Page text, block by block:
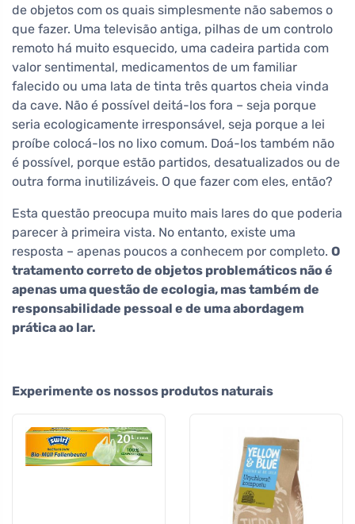
de objetos com os quais simplesmente não sabemos o
que fazer. Uma televisão antiga, pilhas de um controlo
remoto há muito esquecido, uma cadeira partida com
valor sentimental, medicamentos de um familiar
falecido ou uma lata de tinta três quartos cheia vinda
da cave. Não é possível deitá-los fora – seja porque
seria ecologicamente irresponsável, seja porque a lei
proíbe colocá-los no lixo comum. Doá-los também não
é possível, porque estão partidos, desatualizados ou de
outra forma inutilizáveis. O que fazer com eles, então?
Esta questão preocupa muito mais lares do que poderia
parecer à primeira vista. No entanto, existe uma
resposta – apenas poucos a conhecem por completo. O
tratamento correto de objetos problemáticos não é
apenas uma questão de ecologia, mas também de
responsabilidade pessoal e de uma abordagem
prática ao lar.
Experimente os nossos produtos naturais